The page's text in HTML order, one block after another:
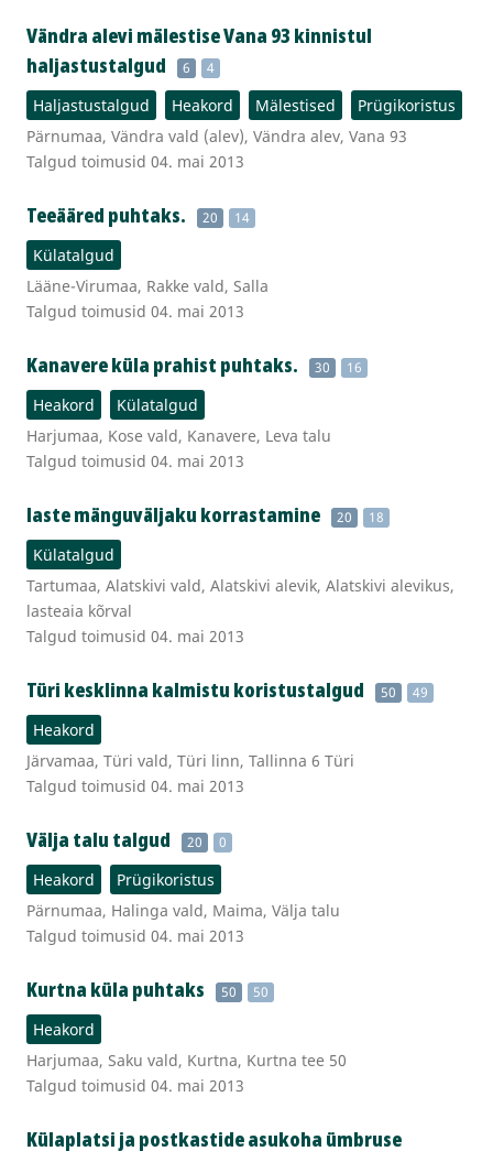
Vändra alevi mälestise Vana 93 kinnistul
haljastustalgud
6 4
Haljastustalgud Heakord Mälestised
Prügikoristus
Pärnumaa, Vändra vald (alev), Vändra alev, Vana 93
Talgud toimusid 04. mai 2013
Teeääred puhtaks. 20 14
Külatalgud
Lääne-Virumaa, Rakke vald, Salla
Talgud toimusid 04. mai 2013
Kanavere küla prahist puhtaks. 30 16
Heakord
Külatalgud
Harjumaa, Kose vald, Kanavere, Leva talu
Talgud toimusid 04. mai 2013
laste mänguväljaku korrastamine 20 18
Külatalgud
Tartumaa, Alatskivi vald, Alatskivi alevik, Alatskivi alevikus,
lasteaia kõrval
Talgud toimusid 04. mai 2013
Türi kesklinna kalmistu koristustalgud 50 49
Heakord
Järvamaa, Türi vald, Türi linn, Tallinna 6 Türi
Talgud toimusid 04. mai 2013
Välja talu talgud 20 0
Heakord
Prügikoristus
Pärnumaa, Halinga vald, Maima, Välja talu
Talgud toimusid 04. mai 2013
Kurtna küla puhtaks 50 50
Heakord
Harjumaa, Saku vald, Kurtna, Kurtna tee 50
Talgud toimusid 04. mai 2013
Külaplatsi ja postkastide asukoha ümbruse